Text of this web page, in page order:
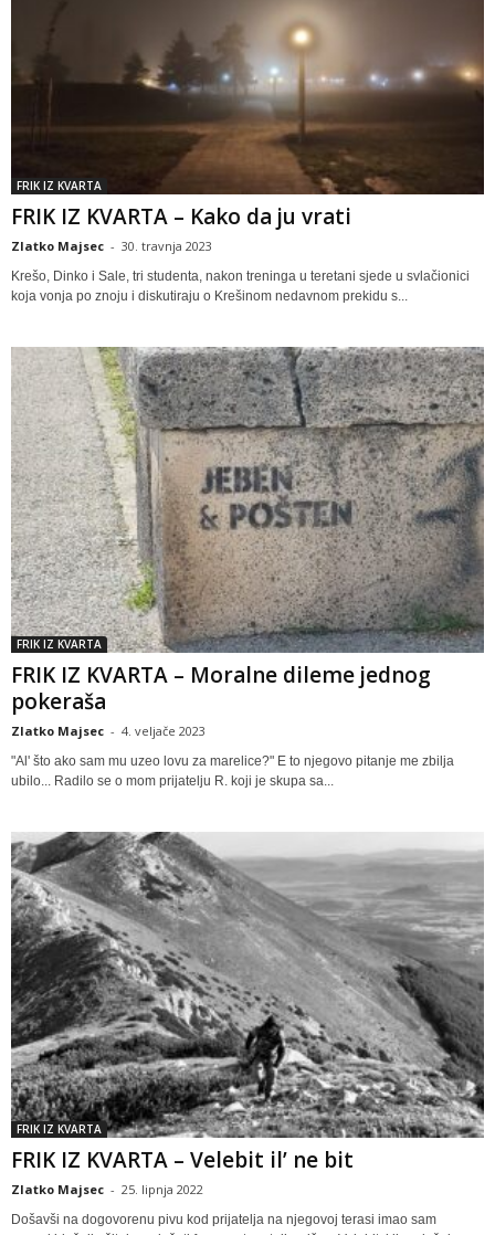
FRIK IZ KVARTA
FRIK IZ KVARTA – Kako da ju vrati
Zlatko Majsec - 30. travnja 2023
Krešo, Dinko i Sale, tri studenta, nakon treninga u teretani sjede u svlačionici
koja vonja po znoju i diskutiraju o Krešinom nedavnom prekidu s...
FRIK IZ KVARTA
FRIK IZ KVARTA – Moralne dileme jednog
pokeraša
Zlatko Majsec - 4. veljače 2023
"Al' što ako sam mu uzeo lovu za marelice?" E to njegovo pitanje me zbilja
ubilo... Radilo se o mom prijatelju R. koji je skupa sa...
FRIK IZ KVARTA
FRIK IZ KVARTA – Velebit il’ ne bit
Zlatko Majsec - 25. lipnja 2022
Došavši na dogovorenu pivu kod prijatelja na njegovoj terasi imao sam